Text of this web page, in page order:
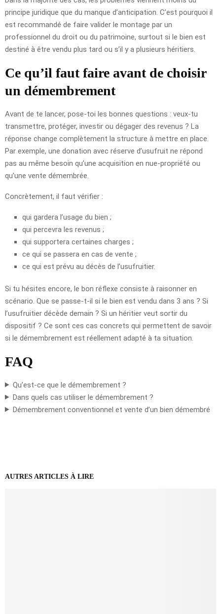
principe juridique que du manque d’anticipation. C’est pourquoi il
est recommandé de faire valider le montage par un
professionnel du droit ou du patrimoine, surtout si le bien est
destiné à être vendu plus tard ou s’il y a plusieurs héritiers.
Ce qu’il faut faire avant de choisir
un démembrement
Avant de te lancer, pose-toi les bonnes questions : veux-tu
transmettre, protéger, investir ou dégager des revenus ? La
réponse change complètement la structure à mettre en place.
Par exemple, une donation avec réserve d’usufruit ne répond
pas au même besoin qu’une acquisition en nue-propriété ou
qu’une vente démembrée.
Concrètement, il faut vérifier :
qui gardera l’usage du bien ;
qui percevra les revenus ;
qui supportera certaines charges ;
ce qui se passera en cas de vente ;
ce qui est prévu au décès de l’usufruitier.
Si tu hésites encore, le bon réflexe consiste à raisonner en
scénario. Que se passe-t-il si le bien est vendu dans 3 ans ? Si
l’usufruitier décède demain ? Si un héritier veut sortir du
dispositif ? Ce sont ces cas concrets qui permettent de savoir
si le démembrement est réellement adapté à ta situation.
FAQ
Qu’est-ce que le démembrement ?
Dans quels cas utiliser le démembrement ?
Démembrement conventionnel et vente d’un bien démembré
AUTRES ARTICLES À LIRE